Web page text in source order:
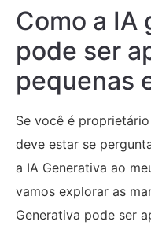
Como a IA
pode ser
pequenas
Se você é
deve estar se
a IA Generativa ao
vamos explorar as
Generativa pode ser